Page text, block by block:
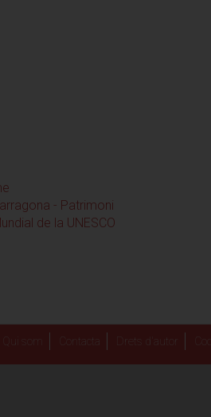
- Patrimoni
de la UNESCO
Qui som Contacta Drets d'autor